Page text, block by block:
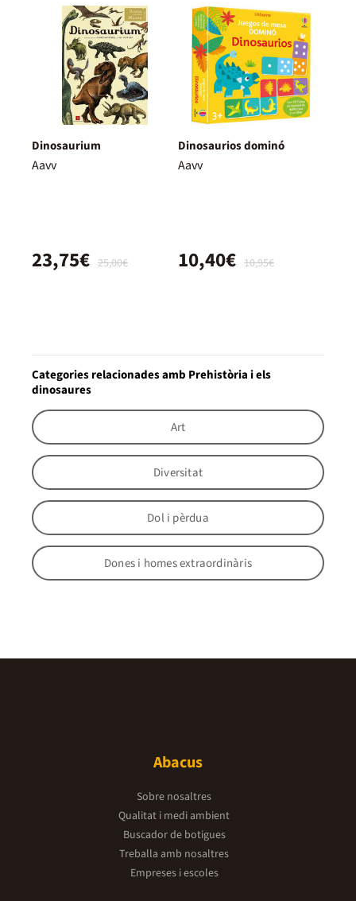
Dinosaurium
Aavv
25,00€
23,75€
Dinosaurios dominó
Aavv
10,95€
10,40€
Categories relacionades amb Prehistòria i els
dinosaures
Art
Diversitat
Dol i pèrdua
Dones i homes extraordinàris
Abacus
Sobre nosaltres
Qualitat i medi ambient
Buscador de botigues
Treballa amb nosaltres
Empreses i escoles